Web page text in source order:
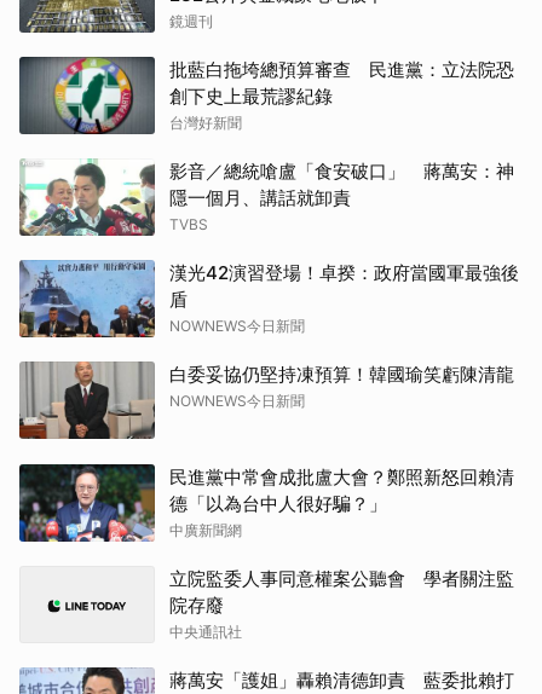
鏡週刊
批藍白拖垮總預算審查 民進黨：立法院恐
創下史上最荒謬紀錄
台灣好新聞
影音／總統嗆盧「食安破口」 蔣萬安：神
隱一個月、講話就卸責
TVBS
漢光42演習登場！卓揆：政府當國軍最強後
盾
NOWNEWS今日新聞
白委妥協仍堅持凍預算！韓國瑜笑虧陳清龍
NOWNEWS今日新聞
民進黨中常會成批盧大會？鄭照新怒回賴清
德「以為台中人很好騙？」
中廣新聞網
立院監委人事同意權案公聽會 學者關注監
院存廢
中央通訊社
蔣萬安「護姐」轟賴清德卸責 藍委批賴打